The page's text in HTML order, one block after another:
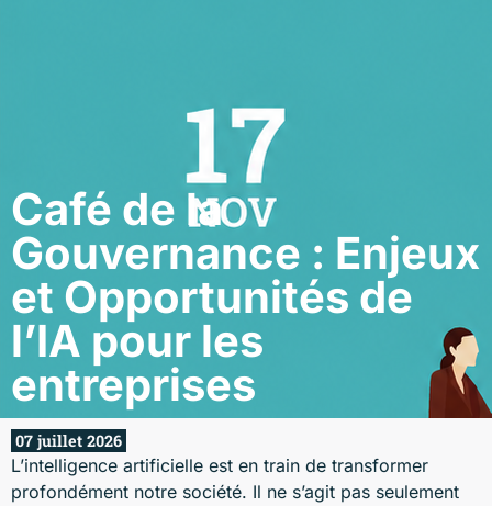
Café de la
Gouvernance : Enjeux
et Opportunités de
l’IA pour les
entreprises
07 juillet 2026
L’intelligence artificielle est en train de transformer
profondément notre société. Il ne s’agit pas seulement